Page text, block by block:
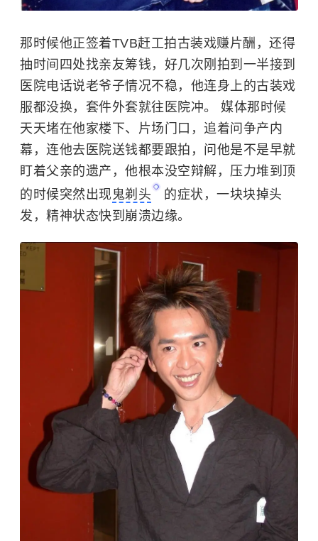
那时候他正签着TVB赶工拍古装戏赚片酬，还得
抽时间四处找亲友筹钱，好几次刚拍到一半接到
医院电话说老爷子情况不稳，他连身上的古装戏
服都没换，套件外套就往医院冲。 媒体那时候
天天堵在他家楼下、片场门口，追着问争产内
幕，连他去医院送钱都要跟拍，问他是不是早就
盯着父亲的遗产，他根本没空辩解，压力堆到顶
的时候突然出现 鬼剃头
的症状，一块块掉头
发，精神状态快到崩溃边缘。